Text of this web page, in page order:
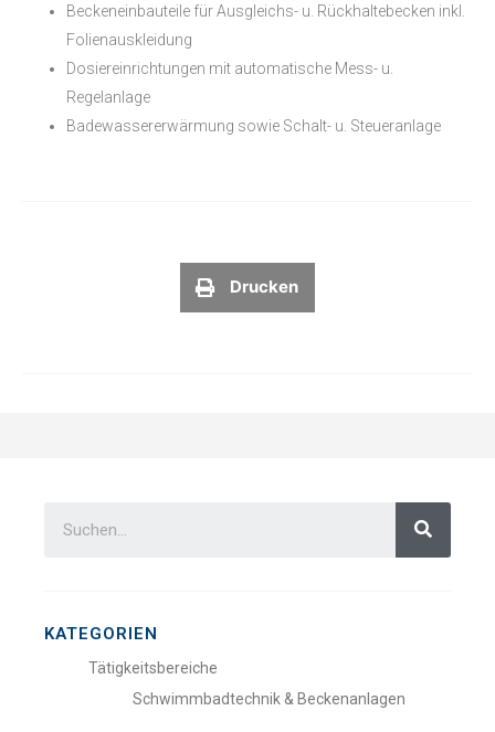
Beckeneinbauteile für Ausgleichs- u. Rückhaltebecken inkl.
Folienauskleidung
Dosiereinrichtungen mit automatische Mess- u.
Regelanlage
Badewassererwärmung sowie Schalt- u. Steueranlage
Drucken
KATEGORIEN
Tätigkeitsbereiche
Schwimmbadtechnik & Beckenanlagen